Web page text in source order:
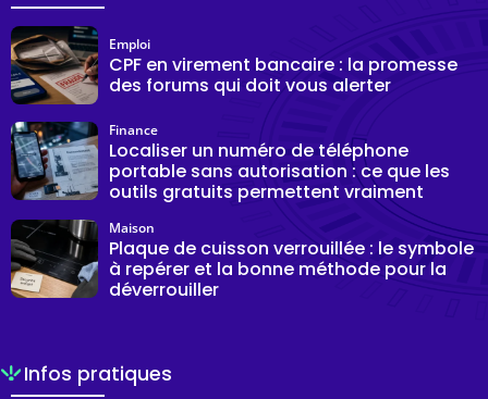
CPF en virement bancaire : la promesse
des forums qui doit vous alerter
Emploi
Localiser un numéro de téléphone
portable sans autorisation : ce que les
outils gratuits permettent vraiment
Finance
Plaque de cuisson verrouillée : le symbole
à repérer et la bonne méthode pour la
déverrouiller
Maison
Infos pratiques